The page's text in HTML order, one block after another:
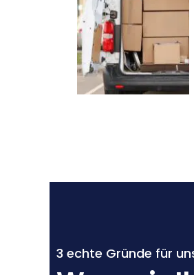
3 echte Gründe für